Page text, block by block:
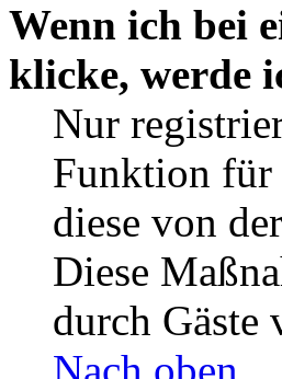
Wenn ich bei
klicke, werde
Nur
Funktion für
diese von
Diese
durch Gäste